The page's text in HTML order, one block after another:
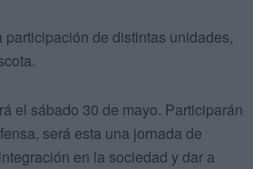
de distintas unidades,
el sábado 30 de mayo. Participarán
será esta una jornada de
en la sociedad y dar a